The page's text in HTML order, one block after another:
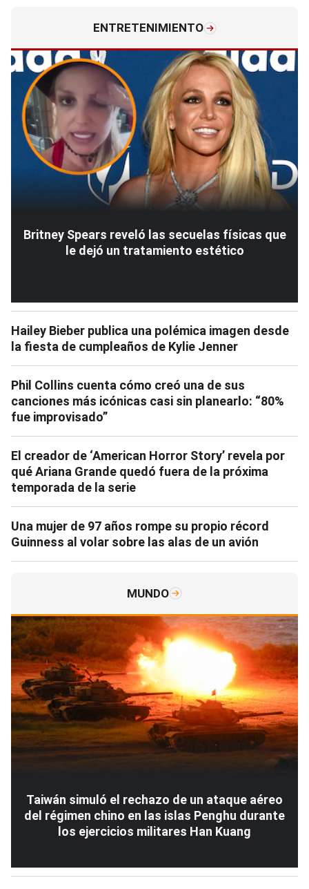
ENTRETENIMIENTO
Britney Spears reveló las secuelas físicas que
le dejó un tratamiento estético
Hailey Bieber publica una polémica imagen desde
la fiesta de cumpleaños de Kylie Jenner
Phil Collins cuenta cómo creó una de sus
canciones más icónicas casi sin planearlo: “80%
fue improvisado”
El creador de ‘American Horror Story’ revela por
qué Ariana Grande quedó fuera de la próxima
temporada de la serie
Una mujer de 97 años rompe su propio récord
Guinness al volar sobre las alas de un avión
MUNDO
Taiwán simuló el rechazo de un ataque aéreo
del régimen chino en las islas Penghu durante
los ejercicios militares Han Kuang